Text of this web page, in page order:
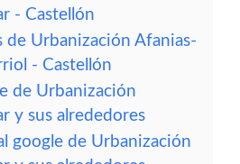
- Castellón
de Urbanización Afanias-
- Castellón
de Urbanización
y sus alrededores
google de Urbanización